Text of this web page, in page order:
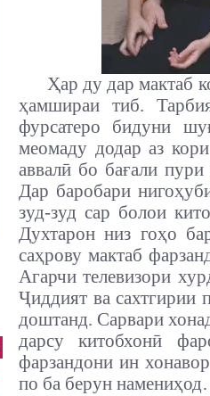
Ҳар ду дар мактаб
ҳамшираи тиб.
фурсатеро бидуни
меомаду додар аз
аввалӣ бо бағали
Дар баробари
зуд-зуд сар болои
Духтарон низ гоҳо
саҳрову мактаб
Агарчи телевизори
Ҷиддият ва сахтгирии
доштанд. Сарвари
дарсу китобхонӣ
фарзандони ин
по ба берун